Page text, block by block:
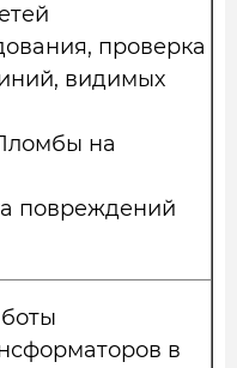
проверка
видимых
на
повреждений
в